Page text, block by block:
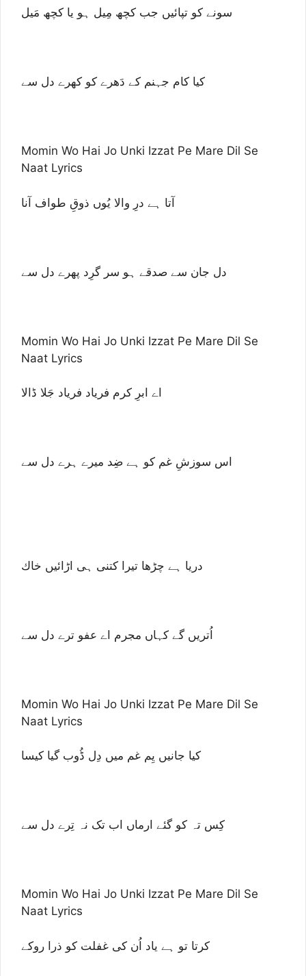
سونے کو تپائیں جب کچھ مِیل ہو یا کچھ مَیل
کیا کام جہنم کے دَھرے کو کھرے دل سے
Momin Wo Hai Jo Unki Izzat Pe Mare Dil Se
Naat Lyrics
آتا ہے درِ والا یُوں ذوقِ طواف آنا
دل جان سے صدقے ہو سر گرِد پھرے دل سے
Momin Wo Hai Jo Unki Izzat Pe Mare Dil Se
Naat Lyrics
اے ابرِ کرم فریاد فریاد جَلا ڈالا
اس سوزشِ غم کو ہے ضِد میرے ہرے دل سے
دریا ہے چڑھا تیرا کتنی ہی اڑائیں خاك
اُتریں گے کہاں مجرم اے عفو ترے دل سے
Momin Wo Hai Jo Unki Izzat Pe Mare Dil Se
Naat Lyrics
کیا جانیں یِم غم میں دِل ڈُوب گیا کیسا
کِس تہ کو گئے ارماں اب تک نہ تِرے دل سے
Momin Wo Hai Jo Unki Izzat Pe Mare Dil Se
Naat Lyrics
کرتا تو ہے یاد اُن کی غفلت کو ذرا روکے